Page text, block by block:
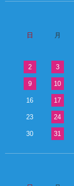
日 月
2 3
9 10
16 17
23 24
30 31